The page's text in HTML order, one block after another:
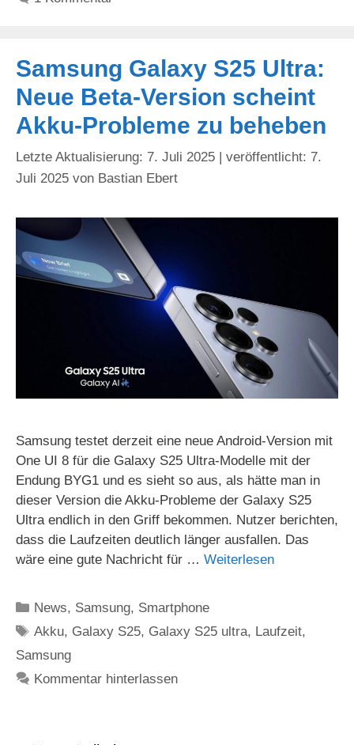
Samsung Galaxy S25 Ultra:
Neue Beta-Version scheint
Akku-Probleme zu beheben
7. Juli 2025
7.
Juli 2025 von Bastian Ebert
Samsung testet derzeit eine neue Android-Version mit
One UI 8 für die Galaxy S25 Ultra-Modelle mit der
Endung BYG1 und es sieht so aus, als hätte man in
dieser Version die Akku-Probleme der Galaxy S25
Ultra endlich in den Griff bekommen. Nutzer berichten,
dass die Laufzeiten deutlich länger ausfallen. Das
wäre eine gute Nachricht für … Weiterlesen
Kategorien
News, Samsung, Smartphone
Schlagwörter
Akku, Galaxy S25, Galaxy S25 ultra, Laufzeit,
Samsung
Kommentar hinterlassen